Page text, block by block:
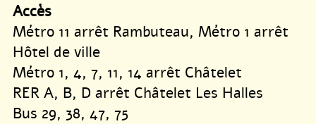
Accès
Métro 11 arrêt Rambuteau, Métro 1 arrêt
Hôtel de ville
Métro 1, 4, 7, 11, 14 arrêt Châtelet
RER A, B, D arrêt Châtelet Les Halles
Bus 29, 38, 47, 75